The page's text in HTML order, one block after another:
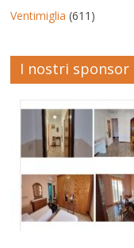
Ventimiglia (611)
I nostri sponsor